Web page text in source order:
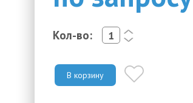
Кол-во:
<
>
В корзину